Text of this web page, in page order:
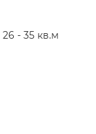
26 - 35 кв.м